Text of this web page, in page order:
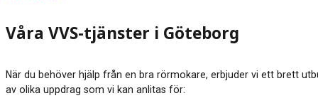
Våra VVS-tjänster i Göteborg
När du behöver hjälp från en bra rörmokare, erbjuder vi ett brett
av olika uppdrag som vi kan anlitas för: